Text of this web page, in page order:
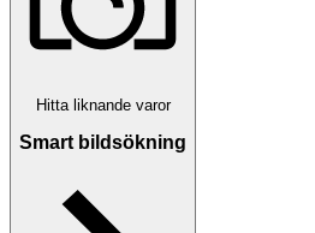
Hitta liknande varor
Smart bildsökning